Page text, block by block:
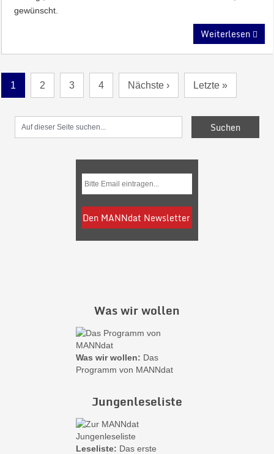
gewünscht.
Weiterlesen
1 2 3 4 Nächste › Letzte »
Was wir wollen
Was wir wollen: Das
Programm von MANNdat
Jungenleseliste
Leseliste: Das erste